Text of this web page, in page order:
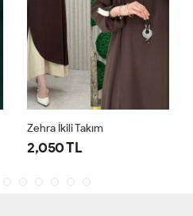
Zehra İkili Takım
2,050 TL